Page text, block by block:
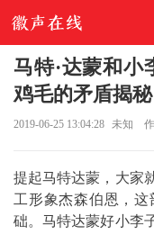
马特·达蒙和小
鸡毛的矛盾揭秘
2019-06-25 13:04:28 未知
提起马特达蒙，大家
工形象杰森伯恩，
础。马特达蒙好小李